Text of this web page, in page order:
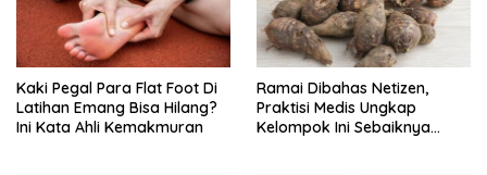
Kaki Pegal Para Flat Foot Di
Latihan Emang Bisa Hilang?
Ini Kata Ahli Kemakmuran
Ramai Dibahas Netizen,
Praktisi Medis Ungkap
Kelompok Ini Sebaiknya